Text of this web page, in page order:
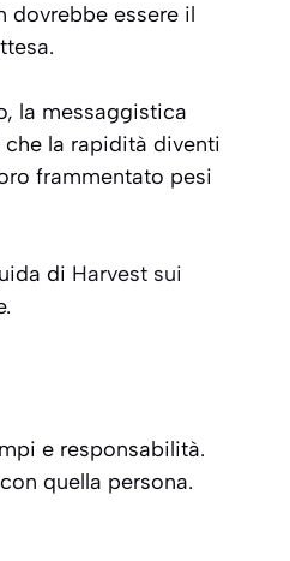
dovrebbe essere il
la messaggistica
la rapidità diventi
frammentato pesi
di Harvest sui
e responsabilità.
quella persona.